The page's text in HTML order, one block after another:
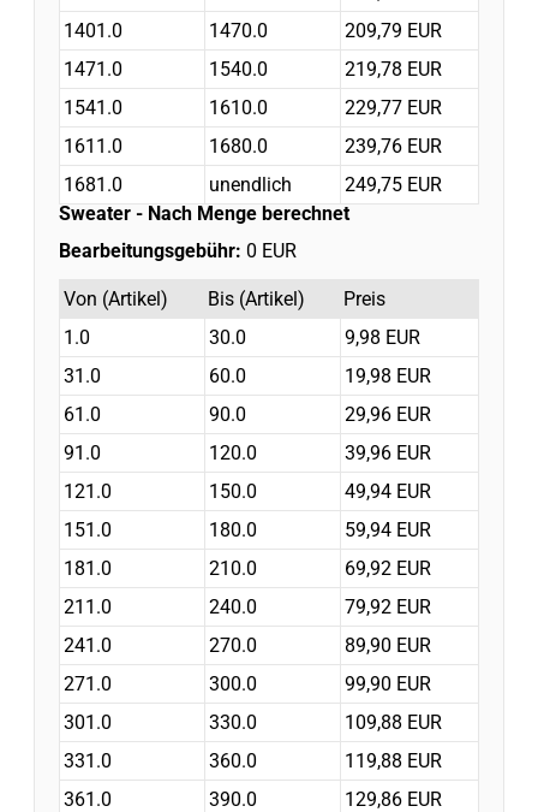
1401.0
1470.0
209,79 EUR
1471.0
1540.0
219,78 EUR
1541.0
1610.0
229,77 EUR
1611.0
1680.0
239,76 EUR
1681.0
unendlich
249,75 EUR
Sweater - Nach Menge berechnet
Bearbeitungsgebühr: 0 EUR
Von (Artikel) Bis (Artikel)
Preis
1.0
30.0
9,98 EUR
31.0
60.0
19,98 EUR
61.0
90.0
29,96 EUR
91.0
120.0
39,96 EUR
121.0
150.0
49,94 EUR
151.0
180.0
59,94 EUR
181.0
210.0
69,92 EUR
211.0
240.0
79,92 EUR
241.0
270.0
89,90 EUR
271.0
300.0
99,90 EUR
301.0
330.0
109,88 EUR
331.0
360.0
119,88 EUR
361.0
390.0
129,86 EUR